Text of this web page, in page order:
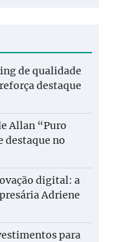
de qualidade
destaque
Allan “Puro
destaque no
digital: a
Adriene
para